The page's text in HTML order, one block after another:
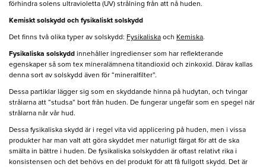
förhindra solens ultravioletta (UV) strålning från att nå huden.
Kemiskt solskydd och fysikaliskt solskydd
Det finns två olika typer av solskydd: Fysikaliska och Kemiska.
Fysikaliska solskydd innehåller ingredienser som har reflekterande
egenskaper så som tex mineralämnena titandioxid och zinkoxid. Därav kallas
denna sort av solskydd även för “mineralfilter”.
Dessa partiklar lägger sig som en skyddande hinna på hudytan, och tvingar
strålarna att “studsa” bort från huden. De fungerar ungefär som en spegel när
strålarna når vår hud.
Dessa fysikaliska skydd är i regel vita vid applicering på huden, men i vissa
produkter har man valt att göra skyddet mer naturligt färgat för att de ska
smälta in bättre i huden. De fysikaliska solskydden är oftast relativt rika i
konsistensen och det behövs en del produkt för att få fullgott skydd. Det är